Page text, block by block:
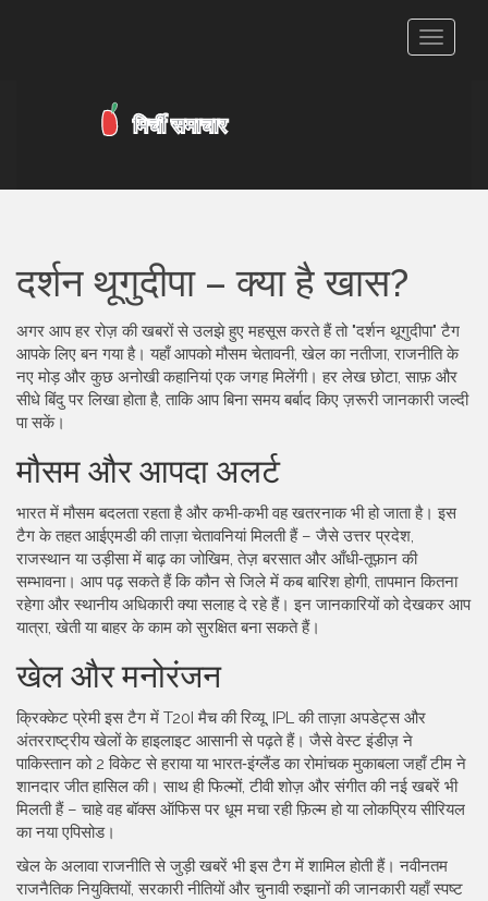
टॉगल
दर्शन थूगुदीपा – क्या है खास?
अगर आप हर रोज़ की खबरों से उलझे हुए महसूस करते हैं तो "दर्शन थूगुदीपा" टैग
आपके लिए बन गया है। यहाँ आपको मौसम चेतावनी, खेल का नतीजा, राजनीति के
नए मोड़ और कुछ अनोखी कहानियां एक जगह मिलेंगी। हर लेख छोटा, साफ़ और
सीधे बिंदु पर लिखा होता है, ताकि आप बिना समय बर्बाद किए ज़रूरी जानकारी जल्दी
पा सकें।
मौसम और आपदा अलर्ट
भारत में मौसम बदलता रहता है और कभी‑कभी वह खतरनाक भी हो जाता है। इस
टैग के तहत आईएमडी की ताज़ा चेतावनियां मिलती हैं – जैसे उत्तर प्रदेश,
राजस्थान या उड़ीसा में बाढ़ का जोखिम, तेज़ बरसात और आँधी‑तूफ़ान की
सम्भावना। आप पढ़ सकते हैं कि कौन से जिले में कब बारिश होगी, तापमान कितना
रहेगा और स्थानीय अधिकारी क्या सलाह दे रहे हैं। इन जानकारियों को देखकर आप
यात्रा, खेती या बाहर के काम को सुरक्षित बना सकते हैं।
खेल और मनोरंजन
क्रिक्केट प्रेमी इस टैग में T20I मैच की रिव्यू, IPL की ताज़ा अपडेट्स और
अंतरराष्ट्रीय खेलों के हाइलाइट आसानी से पढ़ते हैं। जैसे वेस्ट इंडीज़ ने
पाकिस्तान को 2 विकेट से हराया या भारत‑इंग्लैंड का रोमांचक मुकाबला जहाँ टीम ने
शानदार जीत हासिल की। साथ ही फिल्मों, टीवी शोज़ और संगीत की नई खबरें भी
मिलती हैं – चाहे वह बॉक्स ऑफिस पर धूम मचा रही फ़िल्म हो या लोकप्रिय सीरियल
का नया एपिसोड।
खेल के अलावा राजनीति से जुड़ी खबरें भी इस टैग में शामिल होती हैं। नवीनतम
राजनैतिक नियुक्तियों, सरकारी नीतियों और चुनावी रुझानों की जानकारी यहाँ स्पष्ट